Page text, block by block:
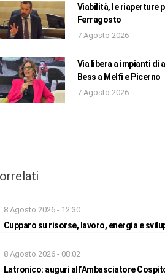
Viabilità, le riaperture
Ferragosto
7 Agosto 2026
Via libera a impianti di
Bess a Melfi e Picerno
7 Agosto 2026
8 Agosto 2026 - 12:30
Cupparo su risorse, lavoro, energia e
8 Agosto 2026 - 08:02
Latronico: auguri all’Ambasciatore